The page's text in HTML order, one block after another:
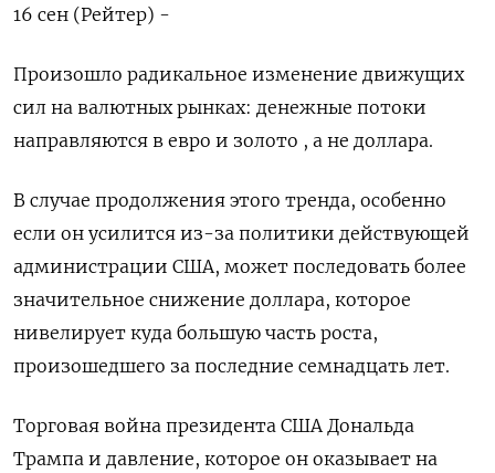
16 сен (Рейтер) -
Произошло радикальное изменение движущих
сил на валютных рынках: денежные потоки
направляются в евро и золото , а не доллара.
В случае продолжения этого тренда, особенно
если он усилится из-за политики действующей
администрации США, может последовать более
значительное снижение доллара, которое
нивелирует куда большую часть роста,
произошедшего за последние семнадцать лет.
Торговая война президента США Дональда
Трампа и давление, которое он оказывает на